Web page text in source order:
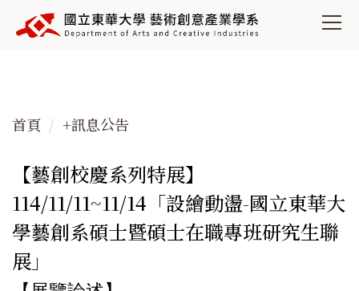
到
容
首頁 +訊息公告
【藝創校慶系列特展】
114/11/11~11/14「設繪動盪-國立東華大
學藝創系碩士暨碩士在職專班研究生聯
展」